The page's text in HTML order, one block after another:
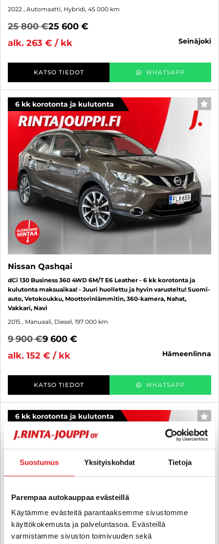
Suostumus Yksityiskohdat Tietoja
Parempaa autokauppaa evästeillä
Käytämme evästeitä parantaaksemme sivustomme
käyttökokemusta ja palveluntasoa. Evästeillä
varmistamme sivuston toimivuuden sekä
2022 , Automaatti, Hybridi, 45 000 km
25 800 €25 600 €
alk. 263 € / kk
seinäjoki
KATSO TIEDOT WHATSAPP
6 kk korotonta ja kulutonta
Nissan Qashqai
dCi 130 Business 360 4WD 6M/T E6 Leather - 6 kk korotonta ja
kulutonta maksuaikaa! - Juuri huollettu ja hyvin varusteltu! Suomi-
auto, Vetokoukku, Moottorinlämmitin, 360-kamera, Nahat,
Vakkari, Navi
2015 , Manuaali, Diesel, 197 000 km
9 900 €9 600 €
alk. 152 € / kk
hämeenlinna
KATSO TIEDOT WHATSAPP
6 kk korotonta ja kulutonta